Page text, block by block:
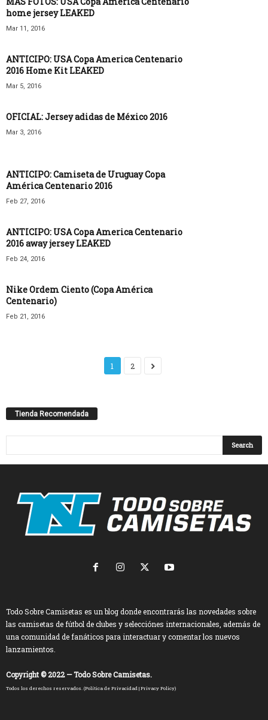
home jersey LEAKED
Mar 11, 2016
ANTICIPO: USA Copa America Centenario
2016 Home Kit LEAKED
Mar 5, 2016
OFICIAL: Jersey adidas de México 2016
Mar 3, 2016
ANTICIPO: Camiseta de Uruguay Copa
América Centenario 2016
Feb 27, 2016
ANTICIPO: USA Copa America Centenario
2016 away jersey LEAKED
Feb 24, 2016
Nike Ordem Ciento (Copa América
Centenario)
Feb 21, 2016
1 2
Tienda Recomendada
Todo Sobre Camisetas es un blog donde encontrarás las novedades sobre
las camisetas de fútbol de clubes y selecciónes internacionales, además de
una comunidad de fanáticos para interactuar y comentar los nuevos
lanzamientos.
Copyright © 2022 — Todo Sobre Camisetas.
Todos los derechos reservados. (Política de Privacidad | Privacy Policy)